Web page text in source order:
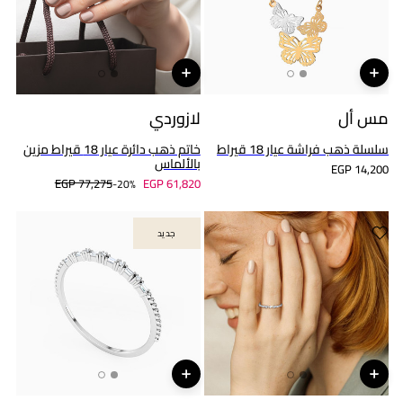
مس أل
سلسلة ذهب فراشة عيار 18 قيراط
EGP 14,200
لازوردي
خاتم ذهب دائرة عيار 18 قيراط مزين
بالألماس
EGP 77,275 20%- EGP 61,820
جديد
جديد